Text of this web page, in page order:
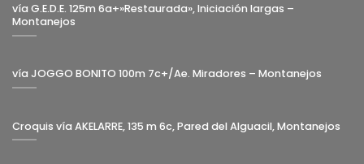
vía G.E.D.E. 125m 6a+»Restaurada», Iniciación largas –
Montanejos
vía JOGGO BONITO 100m 7c+/Ae. Miradores – Montanejos
Croquis vía AKELARRE, 135 m 6c, Pared del Alguacil, Montanejos